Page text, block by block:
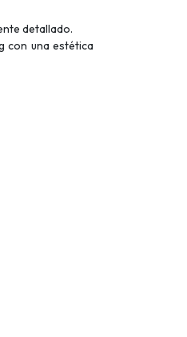
detallado.
con una estética